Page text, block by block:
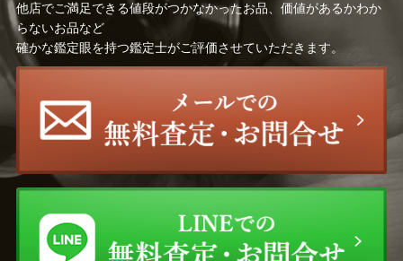
他店でご満足できる値段がつかなかったお品、価値があるかわか
らないお品など
確かな鑑定眼を持つ鑑定士がご評価させていただきます。